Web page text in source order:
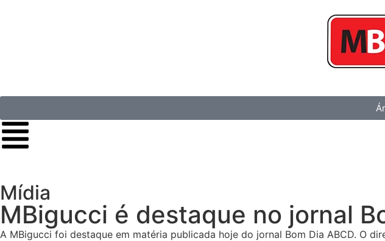
Mídia
MBigucci é destaque no jornal
A MBigucci foi destaque em matéria publicada hoje do jornal Bom Dia ABCD. O